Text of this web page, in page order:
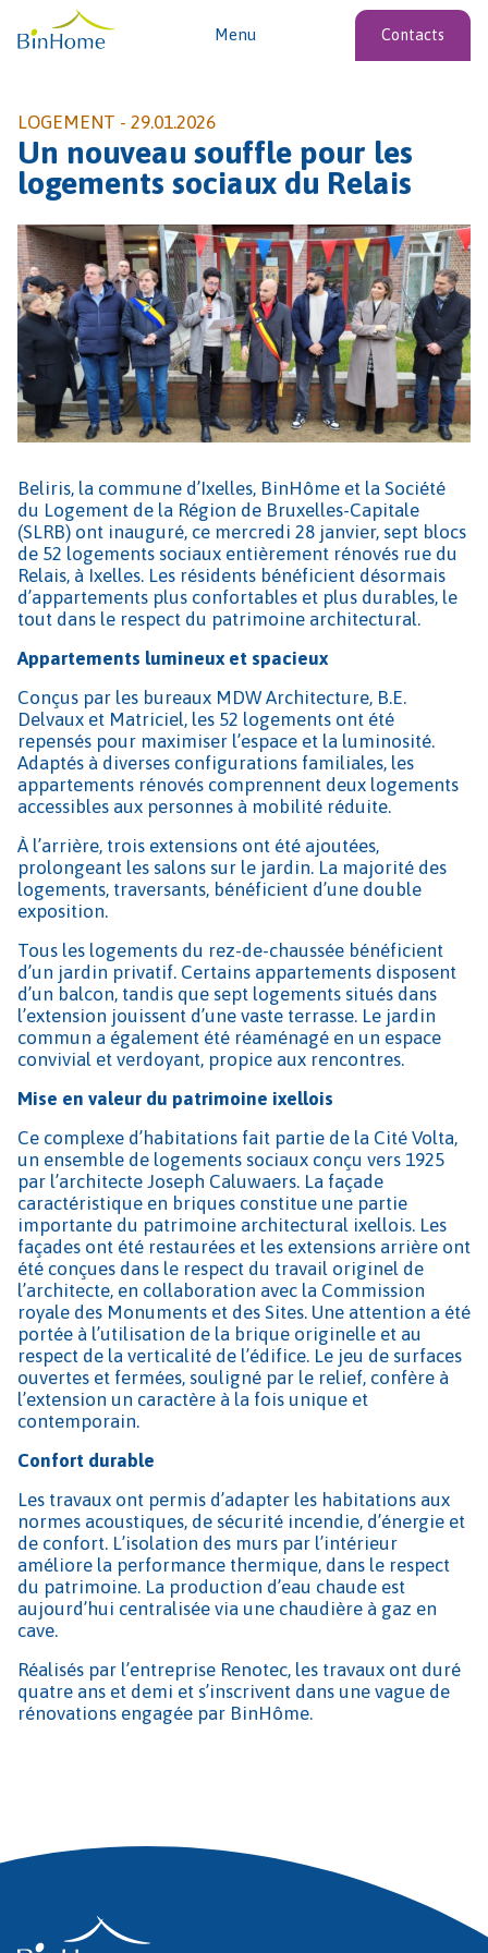
Menu Contacts
LOGEMENT - 29.01.2026
Un nouveau souffle pour les
logements sociaux du Relais
Beliris, la commune d’Ixelles, BinHôme et la Société
du Logement de la Région de Bruxelles-Capitale
(SLRB) ont inauguré, ce mercredi 28 janvier, sept blocs
de 52 logements sociaux entièrement rénovés rue du
Relais, à Ixelles. Les résidents bénéficient désormais
d’appartements plus confortables et plus durables, le
tout dans le respect du patrimoine architectural.
Appartements lumineux et spacieux
Conçus par les bureaux MDW Architecture, B.E.
Delvaux et Matriciel, les 52 logements ont été
repensés pour maximiser l’espace et la luminosité.
Adaptés à diverses configurations familiales, les
appartements rénovés comprennent deux logements
accessibles aux personnes à mobilité réduite.
À l’arrière, trois extensions ont été ajoutées,
prolongeant les salons sur le jardin. La majorité des
logements, traversants, bénéficient d’une double
exposition.
Tous les logements du rez-de-chaussée bénéficient
d’un jardin privatif. Certains appartements disposent
d’un balcon, tandis que sept logements situés dans
l’extension jouissent d’une vaste terrasse. Le jardin
commun a également été réaménagé en un espace
convivial et verdoyant, propice aux rencontres.
Mise en valeur du patrimoine ixellois
Ce complexe d’habitations fait partie de la Cité Volta,
un ensemble de logements sociaux conçu vers 1925
par l’architecte Joseph Caluwaers. La façade
caractéristique en briques constitue une partie
importante du patrimoine architectural ixellois. Les
façades ont été restaurées et les extensions arrière ont
été conçues dans le respect du travail originel de
l’architecte, en collaboration avec la Commission
royale des Monuments et des Sites. Une attention a été
portée à l’utilisation de la brique originelle et au
respect de la verticalité de l’édifice. Le jeu de surfaces
ouvertes et fermées, souligné par le relief, confère à
l’extension un caractère à la fois unique et
contemporain.
Confort durable
Les travaux ont permis d’adapter les habitations aux
normes acoustiques, de sécurité incendie, d’énergie et
de confort. L’isolation des murs par l’intérieur
améliore la performance thermique, dans le respect
du patrimoine. La production d’eau chaude est
aujourd’hui centralisée via une chaudière à gaz en
cave.
Réalisés par l’entreprise Renotec, les travaux ont duré
quatre ans et demi et s’inscrivent dans une vague de
rénovations engagée par BinHôme.